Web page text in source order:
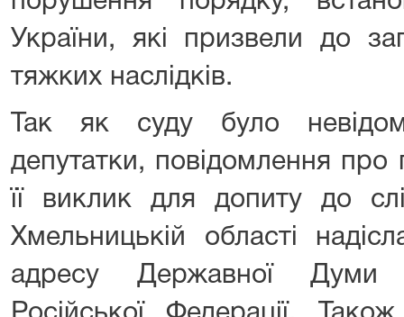
України, які призвели до
тяжких наслідків.
Так як суду було
депутатки, повідомлення про
її виклик для допиту до
Хмельницькій області
адресу Державної Думи